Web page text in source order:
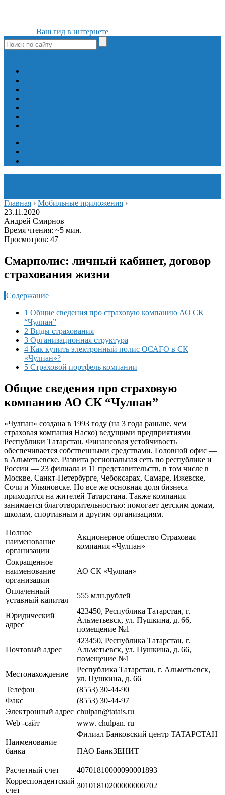
Ваш гид в интернете
Главная › Мобильные приложения ›
23.11.2020
Андрей Смирнов
Время чтения: ~5 мин.
Просмотров: 47
Смарполис: личный кабинет, договор
страхования жизни
Содержание
1 Общие сведения про страховую компанию АО СК
“Чулпан”
2 Виды страхования
3 Организационная структура
4 Как купить электронный полис ОСАГО в СК
«Чулпан»?
5 Страховой портфель компании
Общие сведения про страховую
компанию АО СК “Чулпан”
«Чулпан» создана в 1993 году (на 3 года раньше, чем
страховая компания Наско) ведущими предприятиями
Республики Татарстан. Финансовая устойчивость
обеспечивается собственными средствами. Головной офис —
в Альметьевске. Развита региональная сеть по республике и
России — 23 филиала и 11 представительств, в том числе в
Москве, Санкт-Петербурге, Чебоксарах, Самаре, Ижевске,
Сочи и Ульяновске. Но все же основная доля бизнеса
приходится на жителей Татарстана. Также компания
занимается благотворительностью: помогает детским домам,
школам, спортивным и другим организациям.
Полное
наименование
организации
Акционерное общество Страховая
компания «Чулпан»
Сокращенное
наименование
организации
АО СК «Чулпан»
Оплаченный
уставный капитал
555 млн.рублей
Юридический
адрес
423450, Республика Татарстан, г.
Альметьевск, ул. Пушкина, д. 66,
помещение №1
Почтовый адрес
423450, Республика Татарстан, г.
Альметьевск, ул. Пушкина, д. 66,
помещение №1
Местонахождение
Республика Татарстан, г. Альметьевск,
ул. Пушкина, д. 66
Телефон
(8553) 30-44-90
Факс
(8553) 30-44-97
Электронный адрес chulpan@tatais.ru
Web -сайт
www. chulpan. ru
Наименование
банка
Филиал Банковский центр ТАТАРСТАН
ПАО БанкЗЕНИТ
Расчетный счет
40701810000090001893
Корреспондентский
счет
30101810200000000702